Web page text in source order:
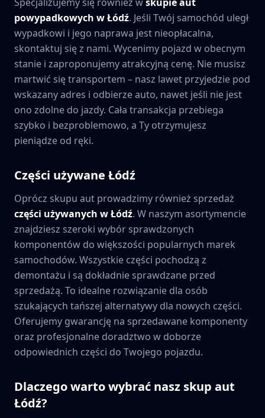
powypadkowych wŁódź. Jeśli Twój samochód uległ
wypadkowi i jego naprawa jest nieopłacalna,
skontaktuj się z nami. Wycenimy pojazd w obecnym
stanie i zaproponujemy atrakcyjną cenę. Nie musisz
martwić się transportem – nasz lawet przyjedzie pod
wskazany adres i odbierze auto, nawet jeśli nie jest
ono zdolne do jazdy. Cała transakcja przebiega
szybko i bezproblemowo, a Ty otrzymujesz
pieniądze od ręki.
Części używane Łódź
Oprócz skupu aut prowadzimy również sprzedaż
części używanych wŁódź. W naszym asortymencie
znajdziesz szeroki wybór sprawdzonych
komponentów do większości popularnych marek
samochodów. Wszystkie części pochodzą z
demontażu i są dokładnie sprawdzane przed
sprzedażą. To idealne rozwiązanie dla osób
szukających tańszej alternatywy dla nowych części.
Oferujemy gwarancję na sprzedawane komponenty
oraz profesjonalne doradztwo w doborze
odpowiednich części do Twojego pojazdu.
Dlaczego warto wybrać nasz skup aut
Łódź?